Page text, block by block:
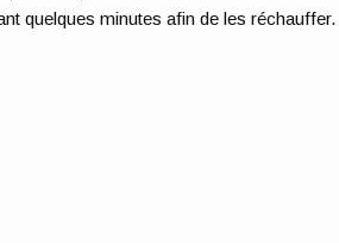
quelques minutes afin de les réchauffer.